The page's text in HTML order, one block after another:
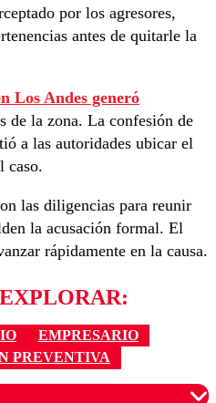
por los agresores,
antes de quitarle la
Los Andes generó
de la zona. La confesión de
a las autoridades ubicar el
caso.
las diligencias para reunir
la acusación formal. El
rápidamente en la causa.
EMPRESARIO
PREVENTIVA